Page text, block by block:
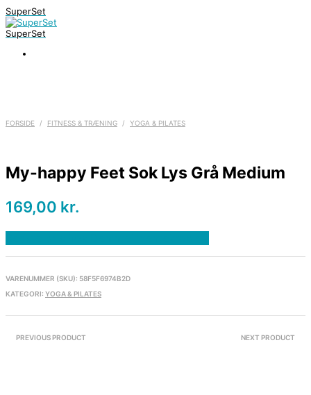
SuperSet
SuperSet
FORSIDE / FITNESS & TRÆNING / YOGA & PILATES
My-happy Feet Sok Lys Grå Medium
169,00 kr.
VARENUMMER (SKU): 58F5F6974B2D
KATEGORI: YOGA & PILATES
PREVIOUS PRODUCT NEXT PRODUCT